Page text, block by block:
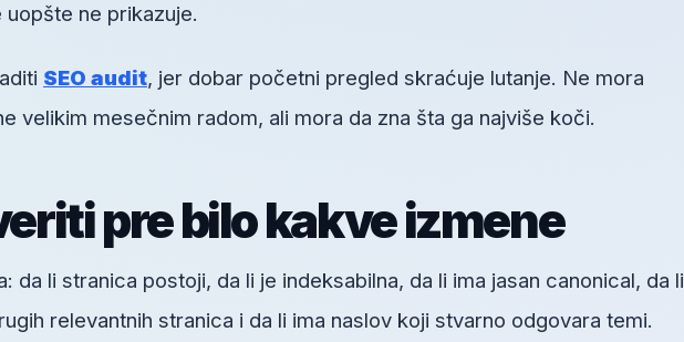
ne prikazuje.
SEO audit, jer dobar početni pregled skraćuje lutanje. Ne mora
velikim mesečnim radom, ali mora da zna šta ga najviše koči.
pre bilo kakve izmene
da li stranica postoji, da li je indeksabilna, da li ima jasan canonical, da li
relevantnih stranica i da li ima naslov koji stvarno odgovara temi.